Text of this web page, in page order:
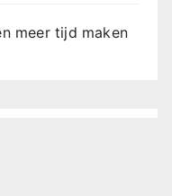
meer tijd maken